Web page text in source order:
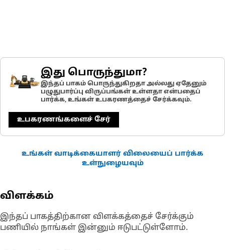
இது பொருந்துமா?
இந்தப் பாகம் பொருந்துகிறதா அல்லது ஏதேனும்
பழுதுபார்ப்பு விருப்பங்கள் உள்ளதா என்பதைப்
பார்க்க, உங்கள் உபகரணத்தைச் சேர்க்கவும்.
உபகரணங்களைச் சேர்
உங்கள் வாடிக்கையாளர் விலையைப் பார்க்க
உள்நுழையவும்
விளக்கம்
இந்தப் பாகத்திற்கான விளக்கத்தைச் சேர்க்கும்
பணியில் நாங்கள் இன்னும் ஈடுபட்டுள்ளோம்.